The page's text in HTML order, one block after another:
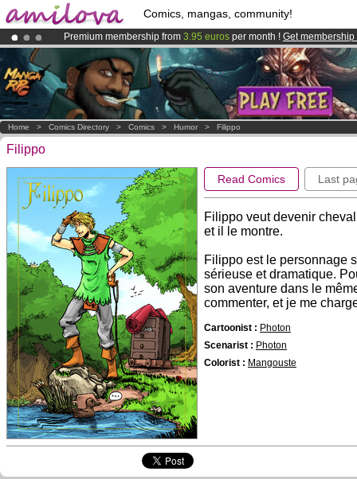
Comics, mangas, community!
Premium membership from 3.95 euros per month ! Get membership
Already 100000membersand 1000comics & mangas!.
AmilovaKickstarter is now LIVE!.
Home > Comics Directory > Comics > Humor > Filippo
Filippo
Read Comics Last
Filippo veut devenir
et il le montre.
Filippo est le personnage
sérieuse et dramatique.
son aventure dans le
commenter, et je me
Cartoonist : Photon
Scenarist : Photon
Colorist : Mangouste